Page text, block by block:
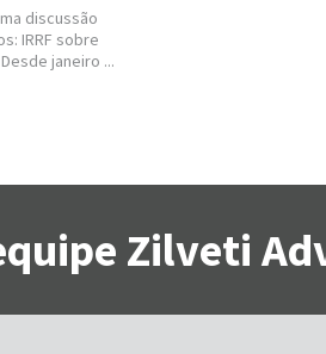
discussão
IRRF sobre
janeiro ...
Zilveti